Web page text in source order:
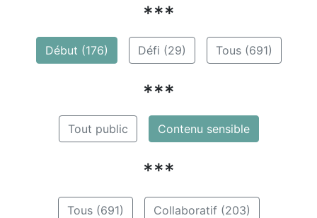
***
Début (176) Défi (29) Tous (691)
***
Tout public Contenu sensible
***
Tous (691) Collaboratif (203)